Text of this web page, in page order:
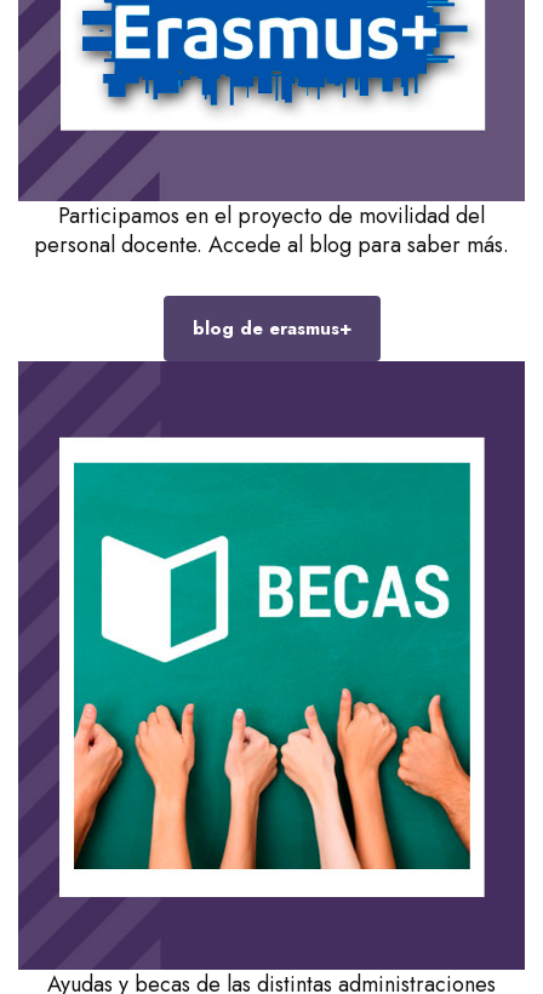
Participamos en el proyecto de movilidad del
personal docente. Accede al blog para saber más.
blog de erasmus+
Ayudas y becas de las distintas administraciones